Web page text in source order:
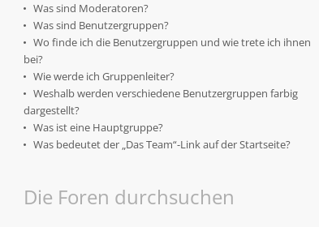
Was sind Moderatoren?
Was sind Benutzergruppen?
Wo finde ich die Benutzergruppen und wie trete ich ihnen
bei?
Wie werde ich Gruppenleiter?
Weshalb werden verschiedene Benutzergruppen farbig
dargestellt?
Was ist eine Hauptgruppe?
Was bedeutet der „Das Team“-Link auf der Startseite?
Die Foren durchsuchen